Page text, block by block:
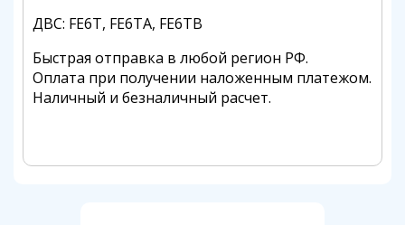
ДВС: FE6T, FE6TA, FE6TB
Быстрая отправка в любой регион РФ.
Оплата при получении наложенным платежом.
Наличный и безналичный расчет.